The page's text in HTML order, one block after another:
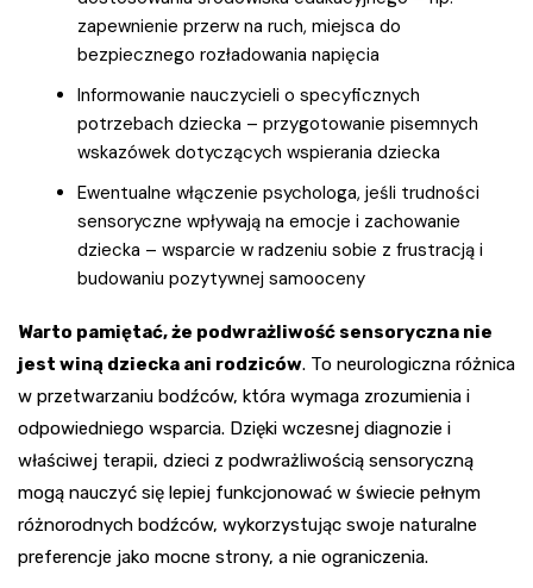
zapewnienie przerw na ruch, miejsca do
bezpiecznego rozładowania napięcia
Informowanie nauczycieli o specyficznych
potrzebach dziecka – przygotowanie pisemnych
wskazówek dotyczących wspierania dziecka
Ewentualne włączenie psychologa, jeśli trudności
sensoryczne wpływają na emocje i zachowanie
dziecka – wsparcie w radzeniu sobie z frustracją i
budowaniu pozytywnej samooceny
Warto pamiętać, że podwrażliwość sensoryczna nie
jest winą dziecka ani rodziców. To neurologiczna różnica
w przetwarzaniu bodźców, która wymaga zrozumienia i
odpowiedniego wsparcia. Dzięki wczesnej diagnozie i
właściwej terapii, dzieci z podwrażliwością sensoryczną
mogą nauczyć się lepiej funkcjonować w świecie pełnym
różnorodnych bodźców, wykorzystując swoje naturalne
preferencje jako mocne strony, a nie ograniczenia.